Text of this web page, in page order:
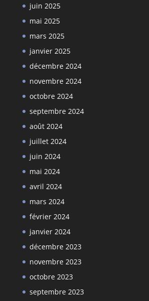
juin 2025
mai 2025
mars 2025
janvier 2025
décembre 2024
novembre 2024
octobre 2024
septembre 2024
août 2024
juillet 2024
juin 2024
mai 2024
avril 2024
mars 2024
février 2024
janvier 2024
décembre 2023
novembre 2023
octobre 2023
septembre 2023